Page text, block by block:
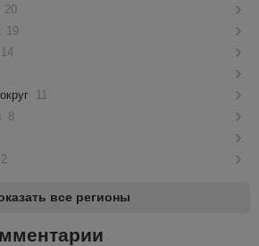
20
19
14
11
8
2
все регионы